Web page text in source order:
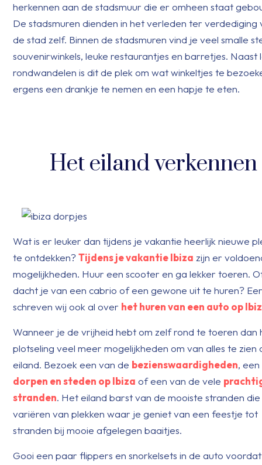
herkennen aan de stadsmuur die er omheen staat
De stadsmuren dienden in het verleden ter verdediging
de stad zelf. Binnen de stadsmuren vind je veel smalle
souvenirwinkels, leuke restaurantjes en barretjes. Naast
rondwandelen is dit de plek om wat winkeltjes te
ergens een drankje te nemen en een hapje te eten.
Het eiland verkennen
Wat is er leuker dan tijdens je vakantie heerlijk nieuwe
te ontdekken?Tijdens je vakantie Ibiza zijn er
mogelijkheden. Huur een scooter en ga lekker toeren.
dacht je van een cabrio of een gewone uit te huren?
schreven wij ook al over het huren van een auto op
Wanneer je de vrijheid hebt om zelf rond te toeren dan
plotseling veel meer mogelijkheden om van alles te zien
eiland. Bezoek een van de bezienswaardigheden,
dorpen en steden op Ibiza of een van de vele
stranden. Het eiland barst van de mooiste stranden die
variëren van plekken waar je geniet van een feestje tot
stranden bij mooie afgelegen baaitjes.
Gooi een paar flippers en snorkelsets in de auto